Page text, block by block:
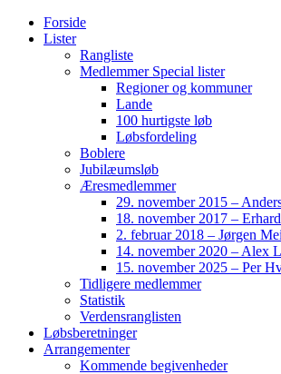
Forside
Lister
Rangliste
Medlemmer Special lister
Regioner og kommuner
Lande
100 hurtigste løb
Løbsfordeling
Boblere
Jubilæumsløb
Æresmedlemmer
29. november 2015 –
18. november 2017 –
2. februar 2018 – Jørgen
14. november 2020 – Alex
15. november 2025 – Per
Tidligere medlemmer
Statistik
Verdensranglisten
Løbsberetninger
Arrangementer
Kommende begivenheder